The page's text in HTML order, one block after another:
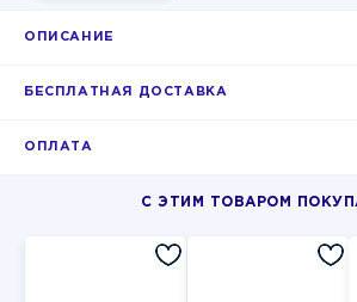
ОПИСАНИЕ
БЕСПЛАТНАЯ ДОСТАВКА
ОПЛАТА
С ЭТИМ ТОВАРОМ